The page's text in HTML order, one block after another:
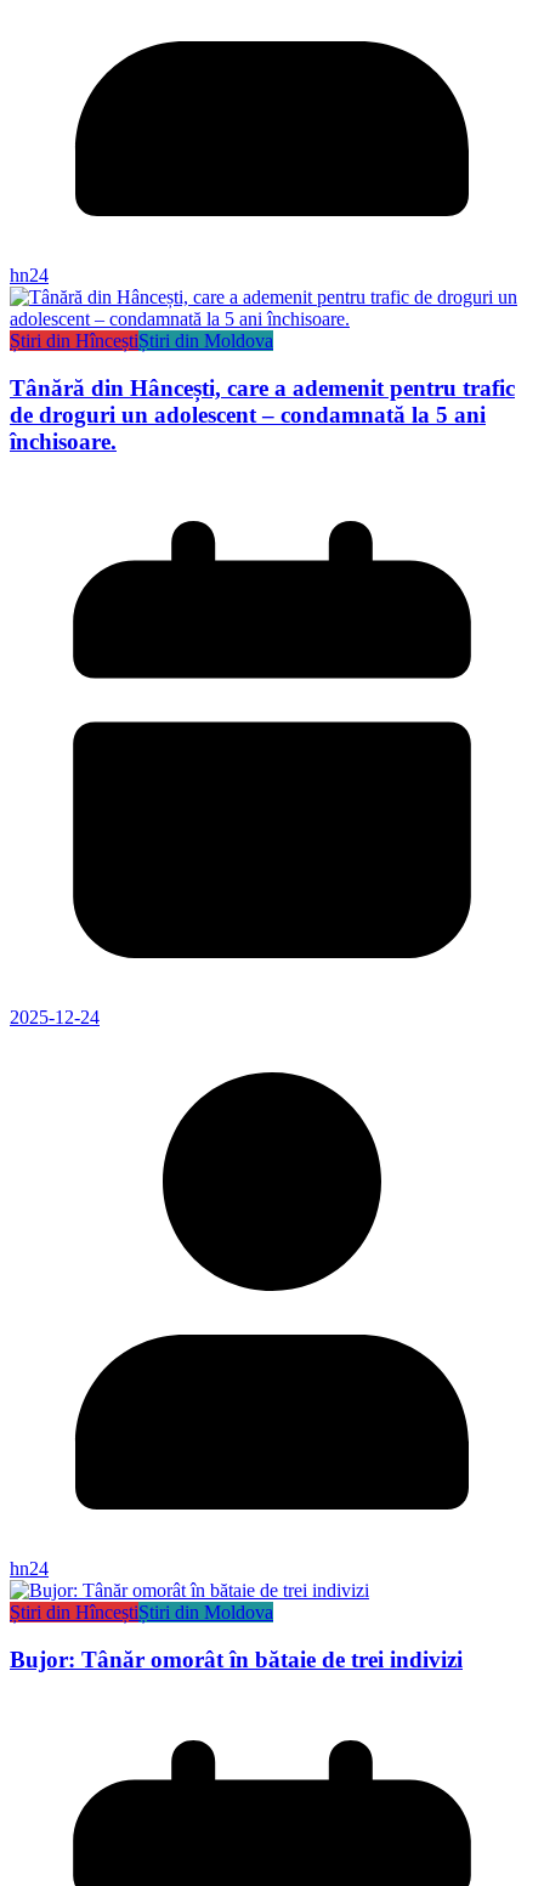
hn24
Știri din HînceștiȘtiri din Moldova
Tânără din Hâncești, care a ademenit pentru trafic
de droguri un adolescent – condamnată la 5 ani
închisoare.
2025-12-24
hn24
Știri din HînceștiȘtiri din Moldova
Bujor: Tânăr omorât în bătaie de trei indivizi